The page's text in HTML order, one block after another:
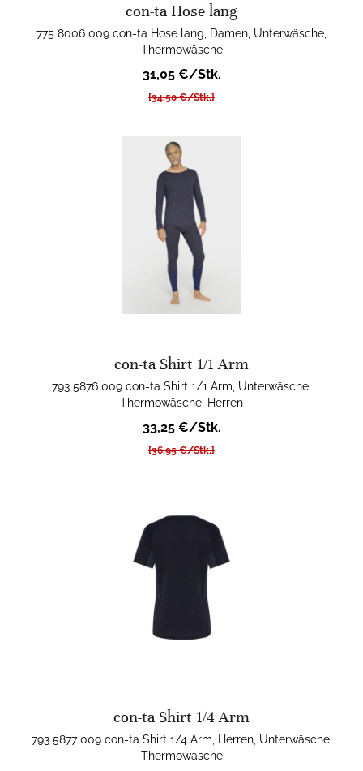
con-ta Hose lang
775 8006 009 con-ta Hose lang, Damen, Unterwäsche,
Thermowäsche
31,05 €/Stk.
[34,50 €/Stk.]
con-ta Shirt 1/1 Arm
793 5876 009 con-ta Shirt 1/1 Arm, Unterwäsche,
Thermowäsche, Herren
33,25 €/Stk.
[36,95 €/Stk.]
con-ta Shirt 1/4 Arm
793 5877 009 con-ta Shirt 1/4 Arm, Herren, Unterwäsche,
Thermowäsche